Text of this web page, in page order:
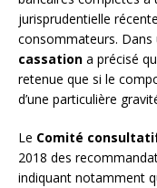
jurisprudentielle
consommateurs. Dans
cassation a précisé
retenue que si le
d’une particulière
Le Comité
2018 des
indiquant notamment